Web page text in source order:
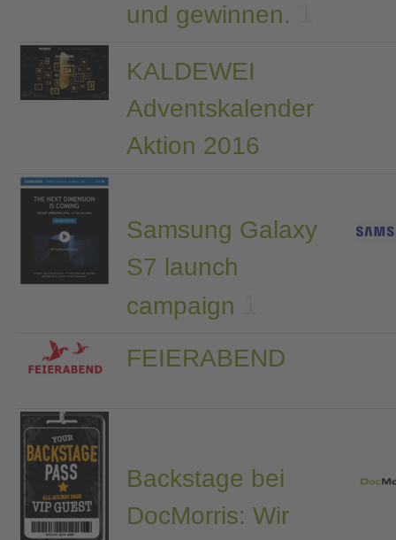
und gewinnen.
KALDEWEI
Adventskalender
Aktion 2016
Samsung Galaxy
S7 launch
campaign
FEIERABEND
Backstage bei
DocMorris: Wir